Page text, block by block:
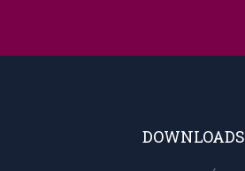
DOWNLOADS